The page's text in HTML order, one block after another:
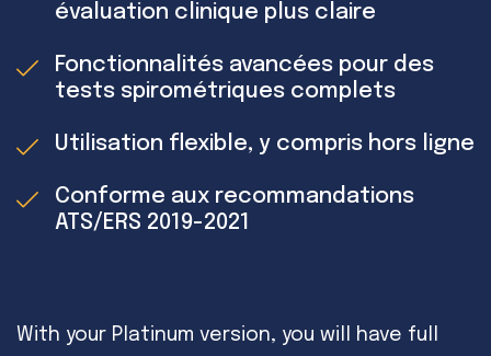
évaluation clinique plus claire
Fonctionnalités avancées pour des
tests spirométriques complets
Utilisation flexible, y compris hors ligne
Conforme aux recommandations
ATS/ERS 2019-2021
With your Platinum version, you will have full